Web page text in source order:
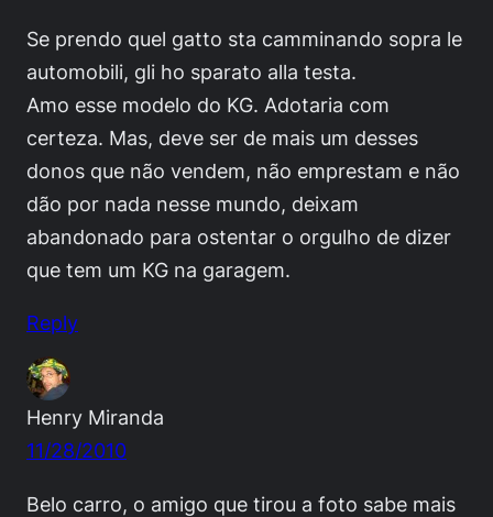
Se prendo quel gatto sta camminando sopra le
automobili, gli ho sparato alla testa.
Amo esse modelo do KG. Adotaria com
certeza. Mas, deve ser de mais um desses
donos que não vendem, não emprestam e não
dão por nada nesse mundo, deixam
abandonado para ostentar o orgulho de dizer
que tem um KG na garagem.
Reply
Henry Miranda
11/28/2010
Belo carro, o amigo que tirou a foto sabe mais